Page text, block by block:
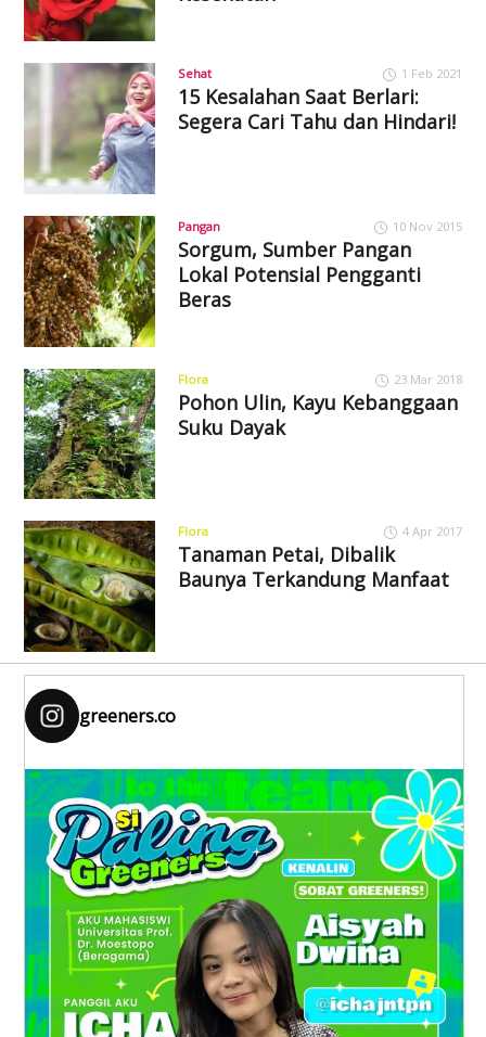
Sehat 1 Feb 2021
15 Kesalahan Saat Berlari:
Segera Cari Tahu dan Hindari!
Pangan 10 Nov 2015
Sorgum, Sumber Pangan
Lokal Potensial Pengganti
Beras
Flora 23 Mar 2018
Pohon Ulin, Kayu Kebanggaan
Suku Dayak
Flora 4 Apr 2017
Tanaman Petai, Dibalik
Baunya Terkandung Manfaat
greeners.co